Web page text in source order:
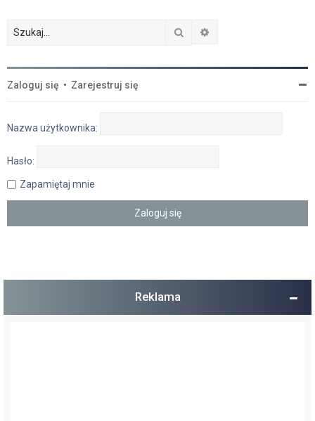
Szukaj
Zaloguj się • Zarejestruj się
Nazwa użytkownika:
Hasło:
Zapamiętaj mnie
Reklama